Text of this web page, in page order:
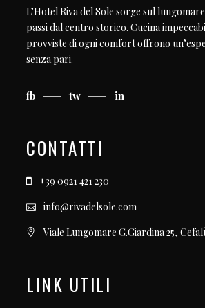
L’Hotel Riva del Sole sorge sul
passi dal centro storico. Cucina
provviste di ogni comfort offrono
senza pari.
fb tw in
CONTATTI
+39 0921 421 230
info@rivadelsole.com
Viale Lungomare G.Giardina 25,
LINK UTILI